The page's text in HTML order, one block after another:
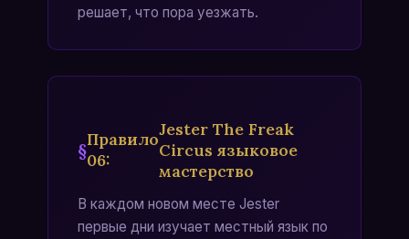
решает, что пора уезжать.
Правило
06:
Jester The Freak
Circus языковое
мастерство
В каждом новом месте Jester
первые дни изучает местный язык по